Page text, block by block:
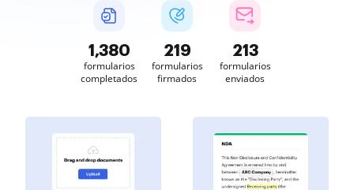
1,380
formularios
completados
219
formularios
firmados
213
formularios
enviados